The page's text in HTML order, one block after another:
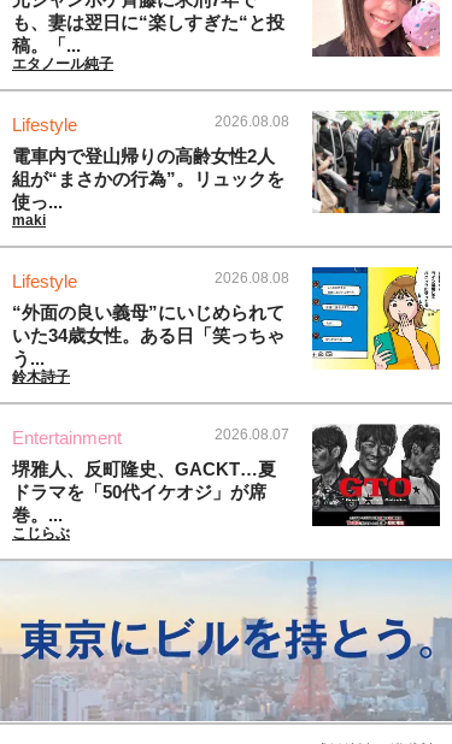
も、妻は翌日に“楽しすぎた“と投
稿。「...
エタノール純子
Lifestyle 2026.08.08
電車内で登山帰りの高齢女性2人
組が“まさかの行為”。リュックを
使っ...
maki
Lifestyle 2026.08.08
“外面の良い義母”にいじめられて
いた34歳女性。ある日「笑っちゃ
う...
鈴木詩子
Entertainment 2026.08.07
堺雅人、反町隆史、GACKT…夏
ドラマを「50代イケオジ」が席
巻。...
こじらぶ